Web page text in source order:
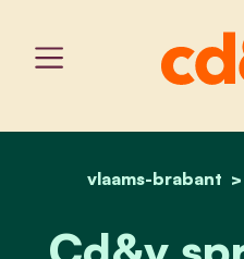
vlaams-brabant